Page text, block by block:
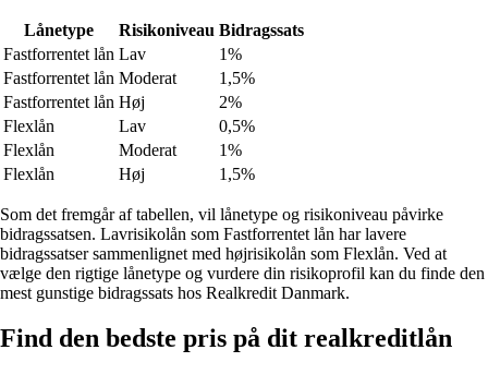
Lånetype Risikoniveau Bidragssats
Fastforrentet lån Lav
1%
Fastforrentet lån Moderat
1,5%
Fastforrentet lån Høj
2%
Flexlån
Lav
0,5%
Flexlån
Moderat
1%
Flexlån
Høj 1,5%
Som det fremgår af tabellen, vil lånetype og risikoniveau påvirke
bidragssatsen. Lavrisikolån som Fastforrentet lån har lavere
bidragssatser sammenlignet med højrisikolån som Flexlån. Ved at
vælge den rigtige lånetype og vurdere din risikoprofil kan du finde den
mest gunstige bidragssats hos Realkredit Danmark.
Find den bedste pris på dit realkreditlån